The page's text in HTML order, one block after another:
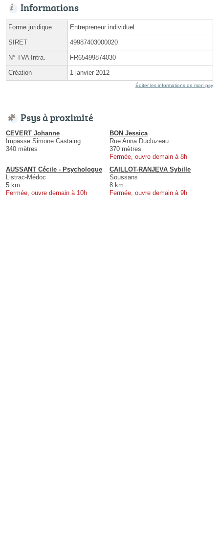
Informations
Forme juridique Entrepreneur individuel
SIRET 49987403000020
N° TVA Intra. FR65499874030
Création 1 janvier 2012
Éditer les informations de mon psy
Psys à proximité
CEVERT Johanne
Impasse Simone Castaing
340 mètres
BON Jessica
Rue Anna Ducluzeau
370 mètres
Fermée, ouvre demain à 8h
AUSSANT Cécile - Psychologue
Listrac-Médoc
5 km
Fermée, ouvre demain à 10h
CAILLOT-RANJEVA Sybille
Soussans
8 km
Fermée, ouvre demain à 9h